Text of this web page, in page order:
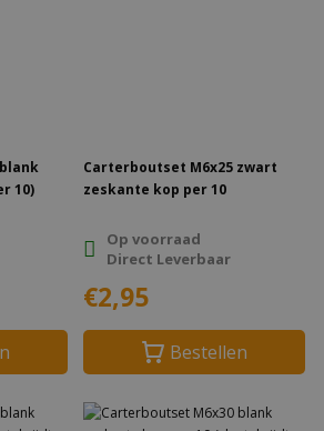
10)
Carterboutset M6x25 zwart
zeskante kop per 10
Op voorraad
Direct Leverbaar
€2,95
Bestellen